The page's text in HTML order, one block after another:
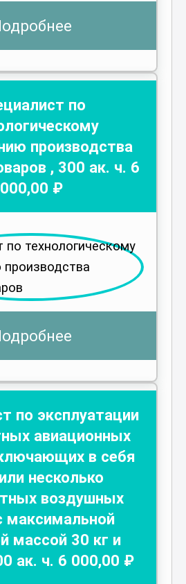
по
производства
, 300 ак. ч. 6
000,00 ₽
по эксплуатации
авиационных
в себя
несколько
воздушных
максимальной
массой 30 кг и
ак. ч. 6 000,00 ₽